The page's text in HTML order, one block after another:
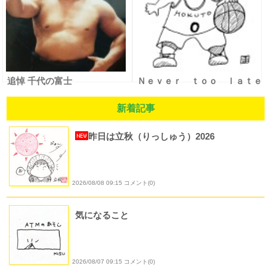
追悼 千代の富士 Ｎｅｖｅｒ ｔｏｏ ｌａｔｅ
新着記事
昨日は立秋（りっしゅう）2026
2026/08/08 09:15 コメント(0)
気になること
2026/08/07 09:15 コメント(0)